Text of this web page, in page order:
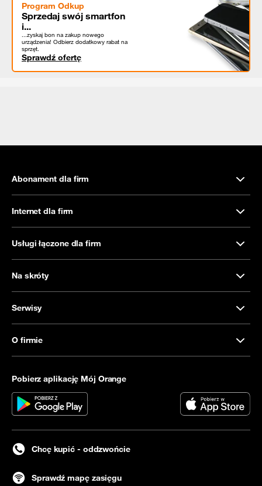
Program Odkup
Sprzedaj swój smartfon
i...
...zyskaj bon na zakup nowego
urządzenia! Odbierz dodatkowy rabat na
sprzęt.
Sprawdź ofertę
Abonament dla firm
Internet dla firm
Usługi łączone dla firm
Na skróty
Serwisy
O firmie
Pobierz aplikację Mój Orange
Chcę kupić - oddzwońcie
Sprawdź mapę zasięgu